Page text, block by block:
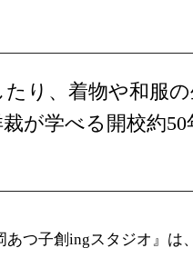
り、着物や和服
が学べる開校約50
つ子創ingスタジオ』は